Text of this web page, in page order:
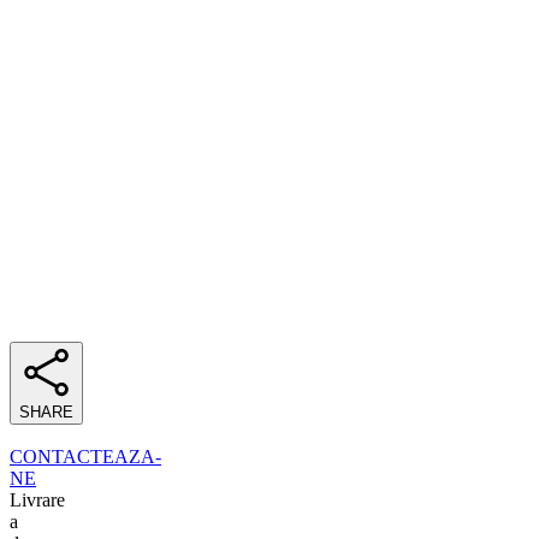
SHARE
CONTACTEAZA-
NE
Livrare
a